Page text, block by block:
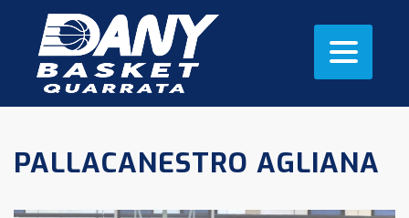
PALLACANESTRO AGLIANA